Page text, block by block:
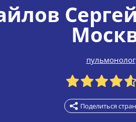
пульмонолог
Поделиться